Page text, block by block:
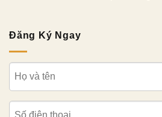
Đăng Ký Ngay